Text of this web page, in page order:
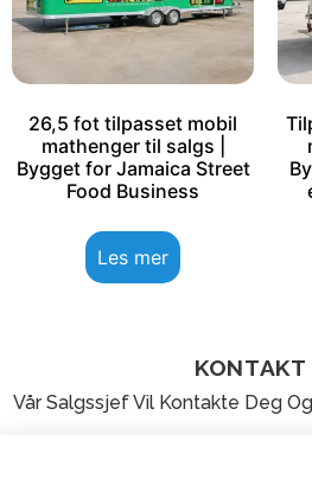
26,5 fot tilpasset mobil
mathenger til salgs |
Bygget for Jamaica Street
Food Business
Les mer
KONTAKT
Vår Salgssjef Vil Kontakte Deg